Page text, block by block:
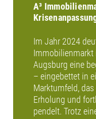
A³
Im Jahr 2024
Augsburg eine
– eingebettet in
Marktumfeld,
Erholung und
pendelt. Trotz